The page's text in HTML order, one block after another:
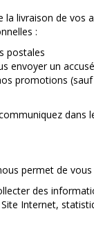
livraison de vos
:
postales
envoyer un
promotions
permet de
des
Internet,